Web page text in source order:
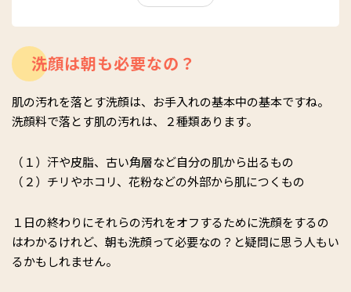
洗顔は朝も必要なの？
肌の汚れを落とす洗顔は、お手入れの基本中の基本ですね。
洗顔料で落とす肌の汚れは、２種類あります。
（１）汗や皮脂、古い角層など自分の肌から出るもの
（２）チリやホコリ、花粉などの外部から肌につくもの
１日の終わりにそれらの汚れをオフするために洗顔をするの
はわかるけれど、朝も洗顔って必要なの？と疑問に思う人もい
るかもしれません。